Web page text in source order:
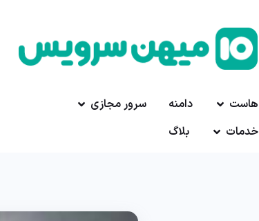
هاست دامنه
سرور مجازی
خدمات
بلاگ